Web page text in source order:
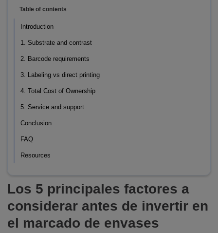
Table of contents
Introduction
1. Substrate and contrast
2. Barcode requirements
3. Labeling vs direct printing
4. Total Cost of Ownership
5. Service and support
Conclusion
FAQ
Resources
Los 5 principales factores a
considerar antes de invertir en
el marcado de envases